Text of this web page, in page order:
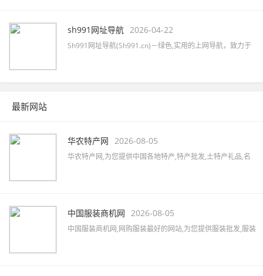
sh991网址导航 2026-04-22
Sh991网址导航(Sh991.cn)－绿色,实用的上网导航，致力于
最新网站
华农特产网 2026-08-05
华农特产网,为您提供中国各地特产,特产批发,土特产礼品,名
艺品等,致力打造国内最大土特产线上交易市场!
中国服装商机网 2026-08-05
中国服装商机网,网购服装最好的网站,为您提供服装批发,服装